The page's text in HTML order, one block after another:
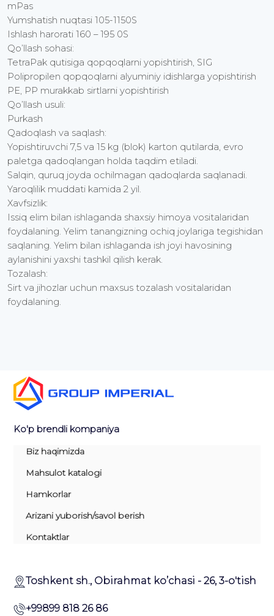
mPas
Yumshatish nuqtasi 105-1150S
Ishlash harorati 160 – 195 0S
Qo’llash sohasi:
TetraPak qutisiga qopqoqlarni yopishtirish, SIG
Polipropilen qopqoqlarni alyuminiy idishlarga yopishtirish
PE, PP murakkab sirtlarni yopishtirish
Qo’llash usuli:
Purkash
Qadoqlash va saqlash:
Yopishtiruvchi 7,5 va 15 kg (blok) karton qutilarda, evro
paletga qadoqlangan holda taqdim etiladi.
Salqin, quruq joyda ochilmagan qadoqlarda saqlanadi.
Yaroqlilik muddati kamida 2 yil.
Xavfsizlik:
Issiq elim bilan ishlaganda shaxsiy himoya vositalaridan
foydalaning. Yelim tanangizning ochiq joylariga tegishidan
saqlaning. Yelim bilan ishlaganda ish joyi havosining
aylanishini yaxshi tashkil qilish kerak.
Tozalash:
Sirt va jihozlar uchun maxsus tozalash vositalaridan
foydalaning.
Ko'p brendli kompaniya
Biz haqimizda
Mahsulot katalogi
Hamkorlar
Arizani yuborish/savol berish
Kontaktlar
Toshkent sh., Obirahmat ko’chasi - 26, 3-o'tish
+99899 818 26 86